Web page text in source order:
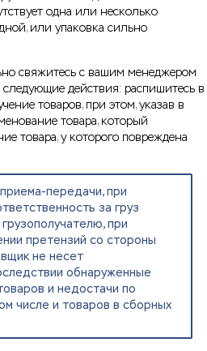
одна или несколько
или упаковка сильно
свяжитесь с вашим менеджером
действия: распишитесь в
товаров, при этом, указав в
товара, который
товара, у которого повреждена
передачи, при
за груз
при
претензий со стороны
не несет
обнаруженные
и недостачи по
числе и товаров в сборных